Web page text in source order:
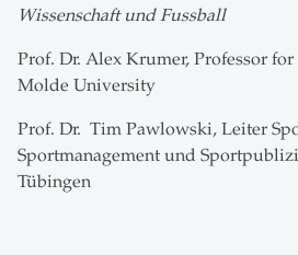
Wissenschaft und Fussball
Prof. Dr. Alex Krumer, Professor
Molde University
Prof. Dr. Tim Pawlowski, Leiter
Sportmanagement und
Tübingen